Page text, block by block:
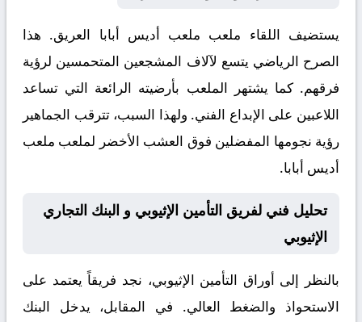
يستضيف اللقاء ملعب ملعب أديس أبابا العريق. هذا
الصرح الرياضي يتسع لآلاف المشجعين المتحمسين لرؤية
فرقهم. كما يشتهر الملعب بأرضيته الرائعة التي تساعد
اللاعبين على الإبداع الفني. ولهذا السبب، تترقب الجماهير
رؤية نجومها المفضلين فوق العشب الأخضر لملعب ملعب
أديس أبابا.
تحليل فني لفريق التأمين الإثيوبي و البنك التجاري
الإثيوبي
بالنظر إلى أوراق التأمين الإثيوبي، نجد فريقاً يعتمد على
الاستحواذ والضغط العالي. في المقابل، يدخل البنك